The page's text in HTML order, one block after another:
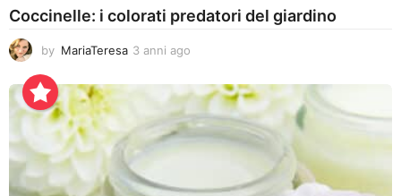
Coccinelle: i colorati predatori del giardino
by MariaTeresa 3 anni ago
n